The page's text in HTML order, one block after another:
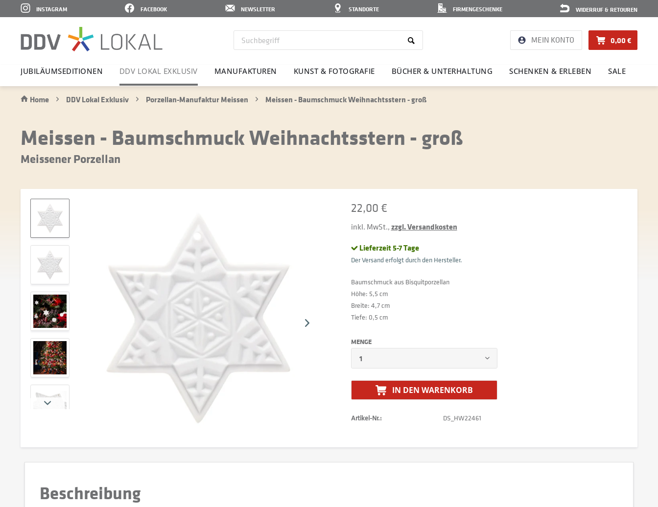
WIDERRUF & RETOUREN
FIRMENGESCHENKE
STANDORTE
NEWSLETTER
FACEBOOK
INSTAGRAM
MEIN KONTO 0,00 €
JUBI­LÄ­UMS­E­DI­TIONEN DDV LOKAL EXKLUSIV MANU­FAK­TUREN KUNST & FOTO­GRAFIE BÜCHER & UNTER­HAL­TUNG SCHENKEN & ERLEBEN SALE
Home DDV Lokal Exklusiv Porzellan-Manufaktur Meissen Meissen - Baumschmuck Weihnachtsstern - groß
Meissen - Baumschmuck Weihnachtsstern - groß
Meissener Porzellan
22,00 €
inkl. MwSt.,zzgl. Versandkosten
Lieferzeit 5-7 Tage
Der Versand erfolgt durch den Hersteller.
Baumschmuck aus Bisquitporzellan
Höhe: 5,5 cm
Breite: 4,7 cm
Tiefe: 0,5 cm
MENGE
IN DEN WARENKORB
Artikel-Nr.: DS_HW22461
Beschreibung